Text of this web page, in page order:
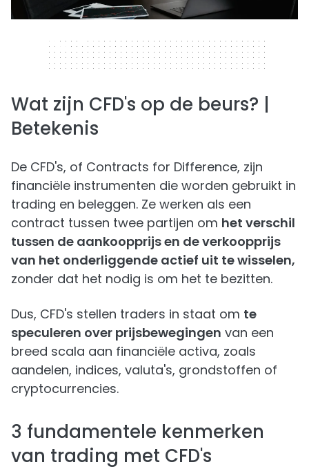
320 x 50
Wat zijn CFD's op de beurs? |
Betekenis
De CFD's, of Contracts for Difference, zijn
financiële instrumenten die worden gebruikt in
trading en beleggen. Ze werken als een
contract tussen twee partijen om het verschil
tussen de aankoopprijs en de verkoopprijs
van het onderliggende actief uit te wisselen,
zonder dat het nodig is om het te bezitten.
Dus, CFD's stellen traders in staat om te
speculeren over prijsbewegingen van een
breed scala aan financiële activa, zoals
aandelen, indices, valuta's, grondstoffen of
cryptocurrencies.
3 fundamentele kenmerken
van trading met CFD's